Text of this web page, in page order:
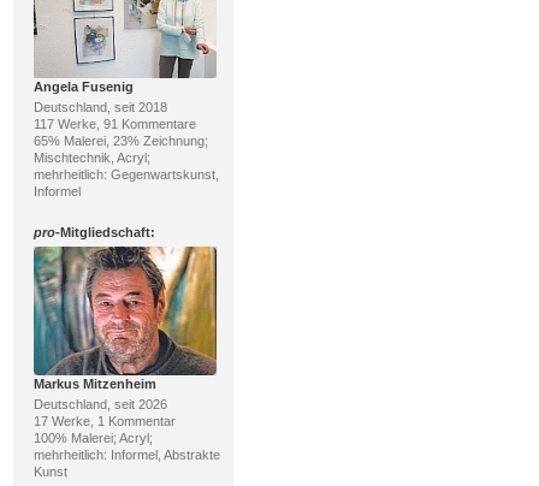
Angela Fusenig
Deutschland, seit 2018
117 Werke, 91 Kommentare
65% Malerei, 23% Zeichnung;
Mischtechnik, Acryl;
mehrheitlich: Gegenwartskunst,
Informel
pro-Mitgliedschaft:
Markus Mitzenheim
Deutschland, seit 2026
17 Werke, 1 Kommentar
100% Malerei; Acryl;
mehrheitlich: Informel, Abstrakte
Kunst